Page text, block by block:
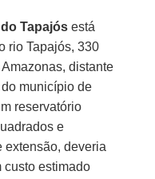
Tapajós está
rio Tapajós, 330
distante
município de
reservatório
e
extensão, deveria
custo estimado